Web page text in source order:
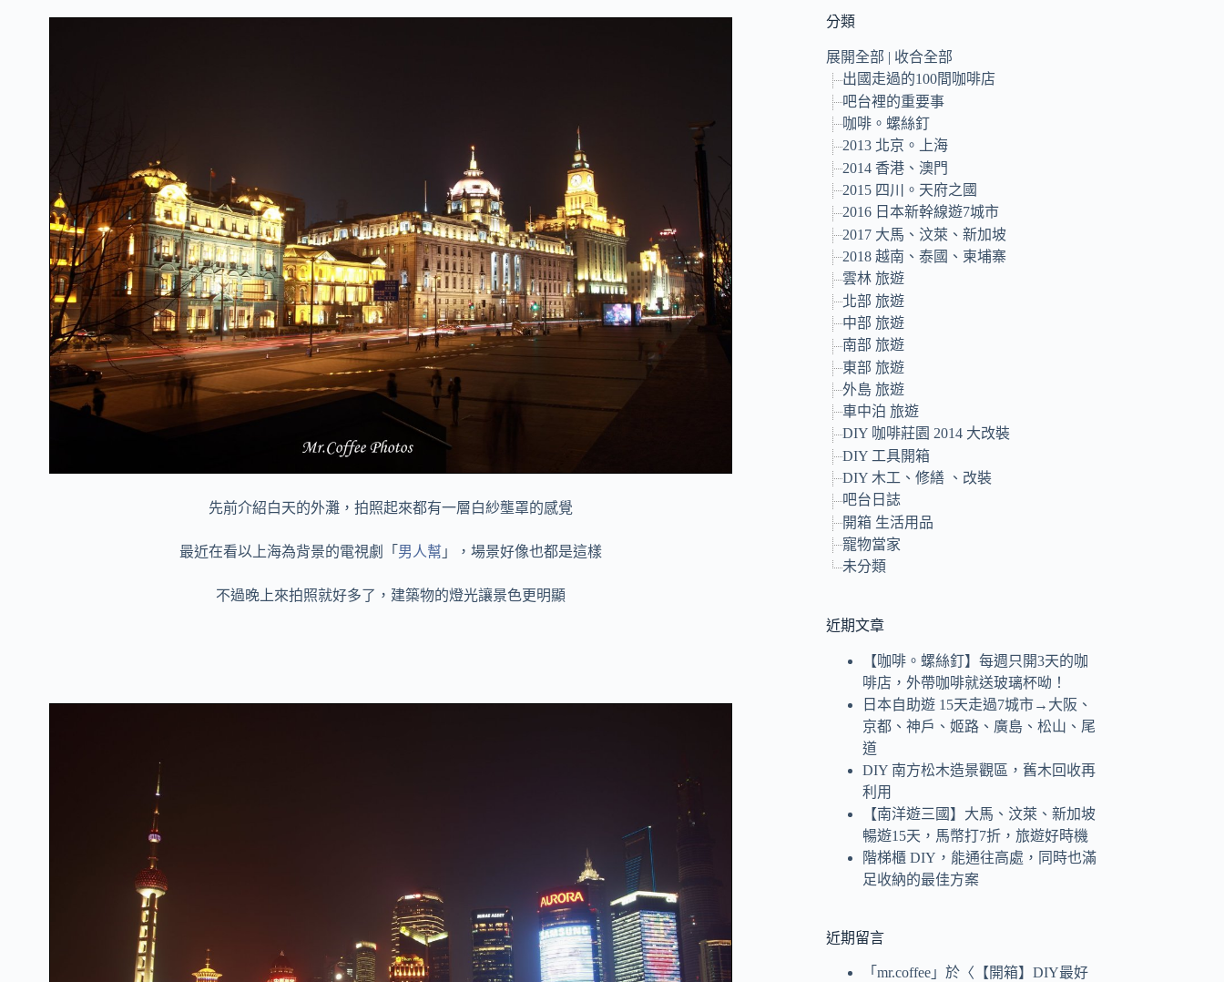
先前介紹白天的外灘，拍照起來都有一層白紗壟罩的感覺
最近在看以上海為背景的電視劇「 男人幫 」，場景好像也都是這樣
不過晚上來拍照就好多了，建築物的燈光讓景色更明顯
分類
展開全部 | 收合全部
出國走過的100間咖啡店
吧台裡的重要事
咖啡。螺絲釘
2013 北京。上海
2014 香港、澳門
2015 四川。天府之國
2016 日本新幹線遊7城市
2017 大馬、汶萊、新加坡
2018 越南、泰國、柬埔寨
雲林 旅遊
北部 旅遊
中部 旅遊
南部 旅遊
東部 旅遊
外島 旅遊
車中泊 旅遊
DIY 咖啡莊園 2014 大改裝
DIY 工具開箱
DIY 木工、修繕 、改裝
吧台日誌
開箱 生活用品
寵物當家
未分類
近期文章
【咖啡。螺絲釘】每週只開3天的咖
啡店，外帶咖啡就送玻璃杯呦！
日本自助遊 15天走過7城市→大阪、
京都、神戶、姬路、廣島、松山、尾
道
DIY 南方松木造景觀區，舊木回收再
利用
【南洋遊三國】大馬、汶萊、新加坡
暢遊15天，馬幣打7折，旅遊好時機
階梯櫃 DIY，能通往高處，同時也滿
足收納的最佳方案
近期留言
「mr.coffee 」於〈 【開箱】DIY最好